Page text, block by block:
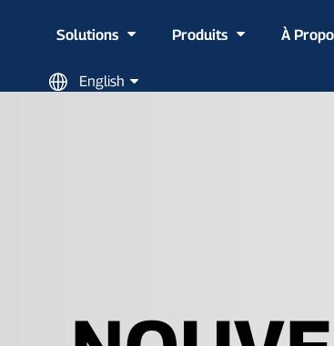
Solutions Produits À
English